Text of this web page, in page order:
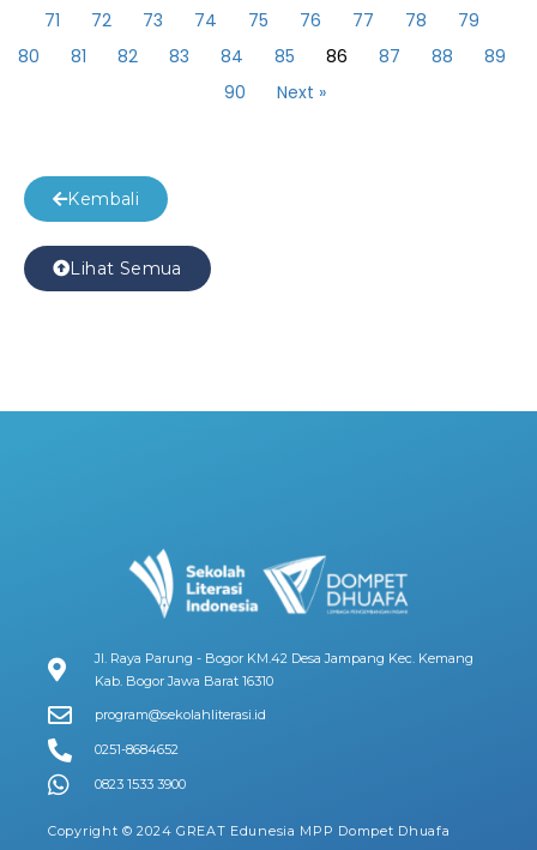
71
72 73 74 75 76 77 78
79
80
81 82 83 84 85 86 87 88
89
90
Next »
Kembali
Lihat Semua
Jl. Raya Parung - Bogor KM.42 Desa Jampang Kec. Kemang
Kab. Bogor Jawa Barat 16310
program@sekolahliterasi.id
0251-8684652
0823 1533 3900
Copyright © 2024 GREAT Edunesia MPP Dompet Dhuafa